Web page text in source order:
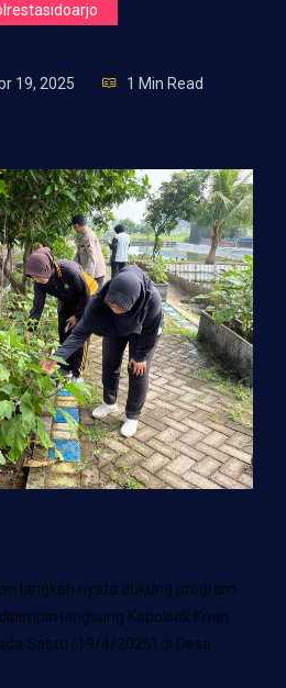
19, 2025 1 Min Read
langkah nyata dukung program
langsung Kapolsek Krian
Sabtu (19/4/2025) di Desa